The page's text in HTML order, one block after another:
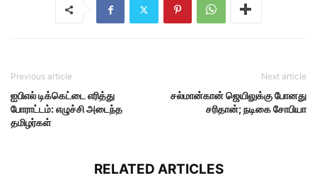
Previous article
ஐபிஎல் டிக்கெட்டை எரித்து
போராட்டம்: எழுச்சி அடைந்த
தமிழர்கள்
Next article
சல்மான்கான் ஜெயிலுக்கு போனது
சரிதான்; நடிகை சோபியா
RELATED ARTICLES